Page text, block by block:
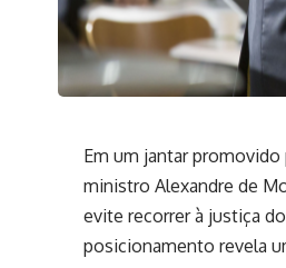
Em um jantar
ministro Alexandre de
evite recorrer à justiça
posicionamento revela